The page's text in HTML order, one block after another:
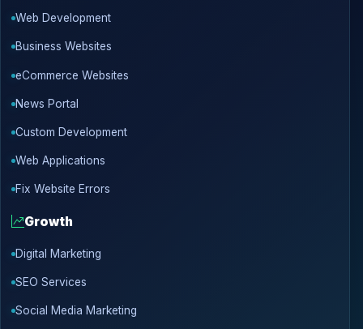
Web Development
Business Websites
eCommerce Websites
News Portal
Custom Development
Web Applications
Fix Website Errors
Growth
Digital Marketing
SEO Services
Social Media Marketing